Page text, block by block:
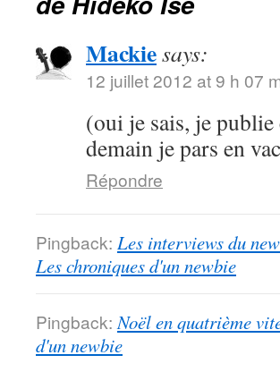
Mackiesays:
12 juillet 2012 at 9 h 07
(oui je sais, je
demain je pars en
Répondre
Pingback: Les interviews du
Les chroniques d'un newbie
Pingback: Noël en quatrième
d'un newbie